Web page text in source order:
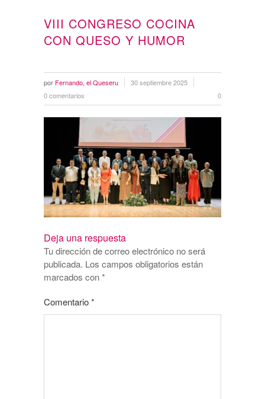
VIII CONGRESO COCINA
CON QUESO Y HUMOR
por Fernando, el Queseru
30 septiembre 2025
0 comentarios
0
Deja una respuesta
Tu dirección de correo electrónico no será
publicada. Los campos obligatorios están
marcados con*
Comentario*